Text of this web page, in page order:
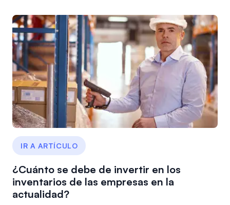
IR A ARTÍCULO
¿Cuánto se debe de invertir en los
inventarios de las empresas en la
actualidad?